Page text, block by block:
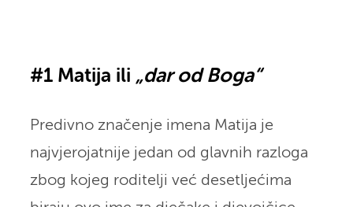
#1 Matija ili „dar od Boga“
Predivno značenje imena Matija je
najvjerojatnije jedan od glavnih razloga
zbog kojeg roditelji već desetljećima